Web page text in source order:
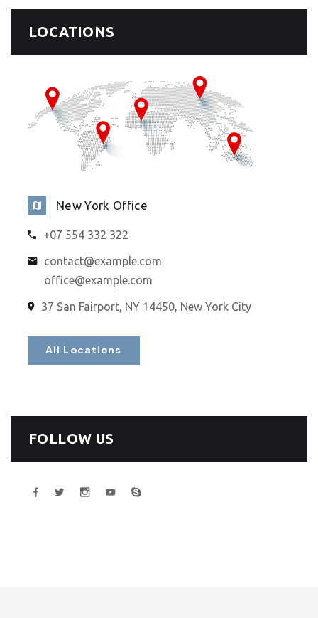
LOCATIONS
New York Office
+07 554 332 322
contact@example.com
office@example.com
37 San Fairport, NY 14450, New York City
All Locations
FOLLOW US